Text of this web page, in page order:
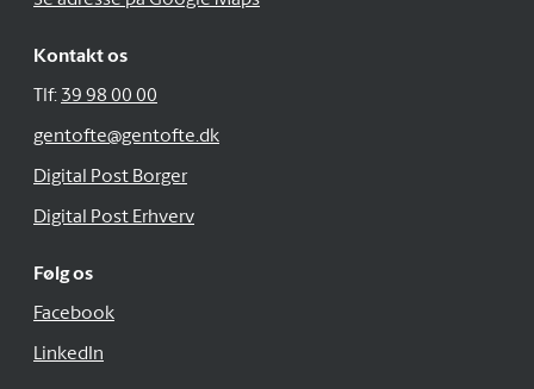
Kontakt os
Tlf: 39 98 00 00
gentofte@gentofte.dk
Digital Post Borger
Digital Post Erhverv
Følg os
Facebook
LinkedIn